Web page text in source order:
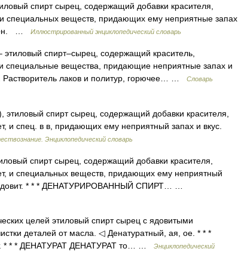
спирт сырец, содержащий добавки красителя,
специальных веществ, придающих ему неприятные запах
…
Иллюстрированный энциклопедический словарь
спирт–сырец, содержащий краситель,
специальные вещества, придающие неприятные запах и
Растворитель лаков и политур, горючее… …
Словарь
этиловый спирт сырец, содержащий добавки красителя,
и спец. в в, придающих ему неприятный запах и вкус.
Энциклопедический словарь
спирт сырец, содержащий добавки красителя,
и специальных веществ, придающих ему неприятный
Ядовит. * * * ДЕНАТУРИРОВАННЫЙ СПИРТ… …
целей этиловый спирт сырец с ядовитыми
деталей от масла. ◁ Денатуратный, ая, ое. * * *
* * * ДЕНАТУРАТ ДЕНАТУРАТ то… …
Энциклопедический